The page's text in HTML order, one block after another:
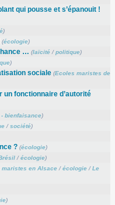
qui pousse et s’épanouit !
)
(écologie)
… (laïcité/politique)
)
sociale (Ecoles maristes de
fonctionnaire d’autorité
bienfaisance)
/société)
? (écologie)
/écologie)
maristes en Alsace/écologie/Le
)